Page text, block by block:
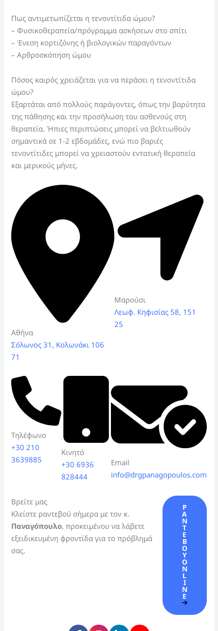
Πως αντιμετωπίζεται η τενοντίτιδα ώμου?
– Φυσικοθεραπεία/πρόγραμμα ασκήσεων στο σπίτι
– Ένεση κορτιζόνης ή βιολογικών παραγόντων
– Αρθροσκόπηση ώμου
Πόσος καιρός χρειάζεται για να περάσει η τενοντίτιδα
ώμου?
Εξαρτάται από πολλούς παράγοντες, όπως την βαρύτητα
της πάθησης και την προσήλωση του ασθενούς στη
θεραπεία. Ήπιες περιπτώσεις μπορεί να βελτιωθούν
σημαντικά σε 1-2 εβδομάδες, ενώ πιο βαριές
τενοντίτιδες μπορεί να χρειαστούν εντατική θεραπεία
και μερικούς μήνες.
Αθήνα
Σόλωνος 31, Κολωνάκι 106
71
Μαρούσι
Λεωφ. Κηφισίας 58, 151
25
Τηλέφωνο
+30 210
3639885
Κινητό
+30 6936
828444
Email
info@drgpanagopoulos.com
Βρείτε μας
Κλείστε ραντεβού σήμερα με τον κ.
Παναγόπουλο, προκειμένου να λάβετε
εξειδικευμένη φροντίδα για το πρόβλημά
σας.
Ρ
Α
Ν
Τ
Ε
Β
Ο
Ύ
O
N
L
I
N
E